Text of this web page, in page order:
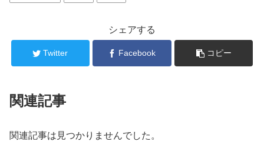
シェアする
Twitter Facebook コピー
関連記事
関連記事は見つかりませんでした。